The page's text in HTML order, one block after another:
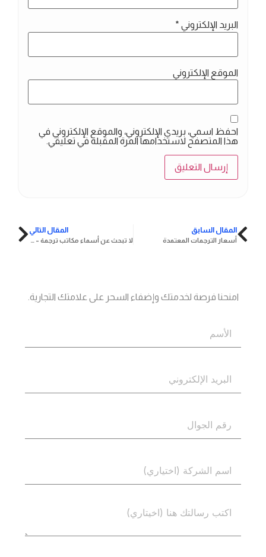
امنحنا فرصة لخدمتك وإضفاء السحر على علامتك التجارية.
البريد الإلكتروني *
الموقع الإلكتروني
احفظ اسمي، بريدي الإلكتروني، والموقع الإلكتروني في
هذا المتصفح لاستخدامها المرة المقبلة في تعليقي.
المقال السابق
أسعار الترجمات المعتمدة
المقال التالي